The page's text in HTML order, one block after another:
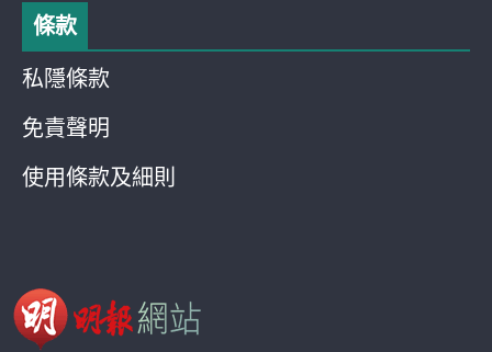
條款
私隱條款
免責聲明
使用條款及細則